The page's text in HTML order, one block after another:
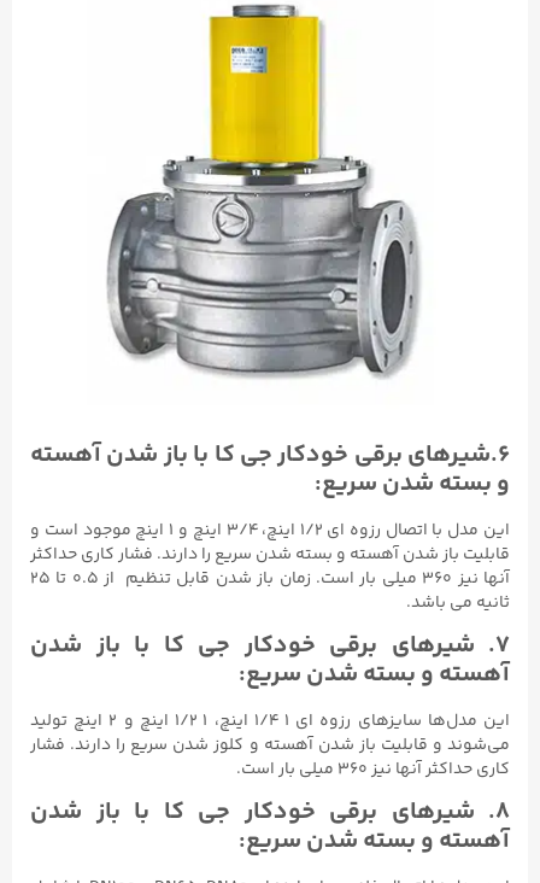
۶.شیرهای برقی خودکار جی کا با باز شدن آهسته
و بسته شدن سریع:
این مدل با اتصال رزوه ای ۱/۲ اینچ، ۳/۴ اینچ و ۱ اینچ موجود است و
قابلیت باز شدن آهسته و بسته شدن سریع را دارند. فشار کاری حداکثر
آنها نیز ۳۶۰ میلی بار است. زمان باز شدن قابل تنظیم از ۰.۵ تا ۲۵
ثانیه می باشد.
۷. شیرهای برقی خودکار جی کا با باز شدن
آهسته و بسته شدن سریع:
این مدل‌ها سایزهای رزوه ای ۱ ۱/۴ اینچ، ۱ ۱/۲ اینچ و ۲ اینچ تولید
می‌شوند و قابلیت باز شدن آهسته و کلوز شدن سریع را دارند. فشار
کاری حداکثر آنها نیز ۳۶۰ میلی بار است.
۸. شیرهای برقی خودکار جی کا با باز شدن
آهسته و بسته شدن سریع: